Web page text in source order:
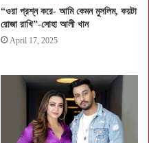
“ওরা প্রশ্ন করে- আমি কেমন মুসলিম, কয়টা
রোজা রাখি”-সোহা আলী খান
April 17, 2025